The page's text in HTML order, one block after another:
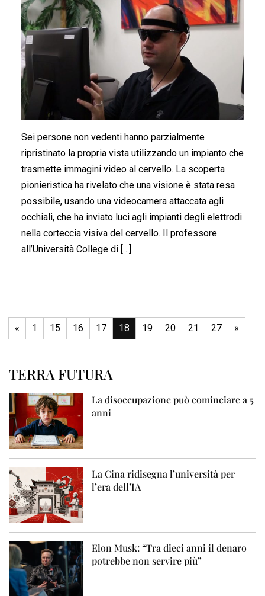
Sei persone non vedenti hanno parzialmente
ripristinato la propria vista utilizzando un impianto che
trasmette immagini video al cervello. La scoperta
pionieristica ha rivelato che una visione è stata resa
possibile, usando una videocamera attaccata agli
occhiali, che ha inviato luci agli impianti degli elettrodi
nella corteccia visiva del cervello. Il professore
all’Università College di […]
« 1 15 16 17 18 19 20 21 27 »
TERRA FUTURA
La disoccupazione può cominciare a 5
anni
La Cina ridisegna l’università per
l’era dell’IA
Elon Musk: “Tra dieci anni il denaro
potrebbe non servire più”